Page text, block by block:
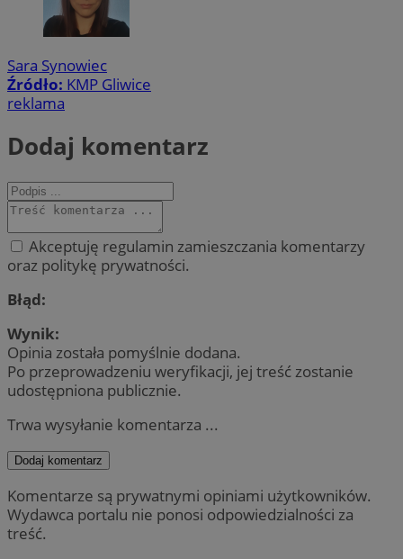
Sara Synowiec
Źródło: KMP Gliwice
reklama
Dodaj komentarz
Akceptuję regulamin zamieszczania komentarzy
oraz politykę prywatności.
Błąd:
Wynik:
Opinia została pomyślnie dodana.
Po przeprowadzeniu weryfikacji, jej treść zostanie
udostępniona publicznie.
Trwa wysyłanie komentarza ...
Dodaj komentarz
Komentarze są prywatnymi opiniami użytkowników.
Wydawca portalu nie ponosi odpowiedzialności za
treść.